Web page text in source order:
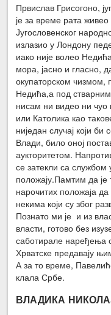
Првислав Грисогоно,
је за време рата
Југословенског
излазио у Лондону
иако није волео
мора, јасно и гласно,
окупаторском
Недића,а под
нисам ни видео ни чуо
или Католика као
ниједан случај који
Влади, било оној
аукторитетом.
се затекли са
положају.Памтим да
нарочитих положаја
некима који су због
Познато ми је и из
власти, готово без
саботирале наређења
Хрватске предавају
А за то време,
клала Србе.
ВЛАДИКА